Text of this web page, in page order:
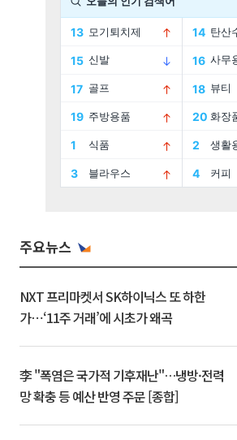
주요뉴스
NXT 프리마켓서 SK하이닉스 또 하한
가⋯‘11주 거래’에 시초가 왜곡
李 "폭염은 국가적 기후재난"…냉방·전력
망 확충 등 예산 반영 주문 [종합]